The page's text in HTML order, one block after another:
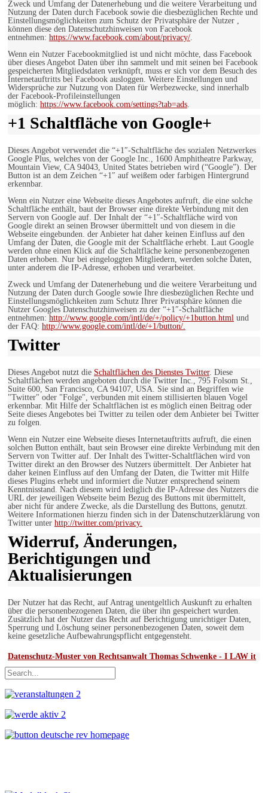
Zweck und Umfang der Datenerhebung und die weitere Verarbeitung und
Nutzung der Daten durch Facebook sowie die diesbezüglichen Rechte und
Einstellungsmöglichkeiten zum Schutz der Privatsphäre der Nutzer ,
können diese den Datenschutzhinweisen von Facebook
entnehmen: https://www.facebook.com/about/privacy/.
Wenn ein Nutzer Facebookmitglied ist und nicht möchte, dass Facebook
über dieses Angebot Daten über ihn sammelt und mit seinen bei Facebook
gespeicherten Mitgliedsdaten verknüpft, muss er sich vor dem Besuch des
Internetauftritts bei Facebook ausloggen. Weitere Einstellungen und
Widersprüche zur Nutzung von Daten für Werbezwecke, sind innerhalb
der Facebook-Profileinstellungen
möglich: https://www.facebook.com/settings?tab=ads.
+1 Schaltfläche von Google+
Dieses Angebot verwendet die “+1″-Schaltfläche des sozialen Netzwerkes
Google Plus, welches von der Google Inc., 1600 Amphitheatre Parkway,
Mountain View, CA 94043, United States betrieben wird (“Google”). Der
Button ist an dem Zeichen “+1″ auf weißem oder farbigen Hintergrund
erkennbar.
Wenn ein Nutzer eine Webseite dieses Angebotes aufruft, die eine solche
Schaltfläche enthält, baut der Browser eine direkte Verbindung mit den
Servern von Google auf. Der Inhalt der “+1″-Schaltfläche wird von
Google direkt an seinen Browser übermittelt und von diesem in die
Webseite eingebunden. der Anbieter hat daher keinen Einfluss auf den
Umfang der Daten, die Google mit der Schaltfläche erhebt. Laut Google
werden ohne einen Klick auf die Schaltfläche keine personenbezogenen
Daten erhoben. Nur bei eingeloggten Mitgliedern, werden solche Daten,
unter anderem die IP-Adresse, erhoben und verarbeitet.
Zweck und Umfang der Datenerhebung und die weitere Verarbeitung und
Nutzung der Daten durch Google sowie Ihre diesbezüglichen Rechte und
Einstellungsmöglichkeiten zum Schutz Ihrer Privatsphäre können die
Nutzer Googles Datenschutzhinweisen zu der “+1″-Schaltfläche
entnehmen: http://www.google.com/intl/de/+/policy/+1button.html und
der FAQ: http://www.google.com/intl/de/+1/button/.
Twitter
Dieses Angebot nutzt die Schaltflächen des Dienstes Twitter. Diese
Schaltflächen werden angeboten durch die Twitter Inc., 795 Folsom St.,
Suite 600, San Francisco, CA 94107, USA. Sie sind an Begriffen wie
"Twitter" oder "Folge", verbunden mit einem stillisierten blauen Vogel
erkennbar. Mit Hilfe der Schaltflächen ist es möglich einen Beitrag oder
Seite dieses Angebotes bei Twitter zu teilen oder dem Anbieter bei Twitter
zu folgen.
Wenn ein Nutzer eine Webseite dieses Internetauftritts aufruft, die einen
solchen Button enthält, baut sein Browser eine direkte Verbindung mit den
Servern von Twitter auf. Der Inhalt des Twitter-Schaltflächen wird von
Twitter direkt an den Browser des Nutzers übermittelt. Der Anbieter hat
daher keinen Einfluss auf den Umfang der Daten, die Twitter mit Hilfe
dieses Plugins erhebt und informiert die Nutzer entsprechend seinem
Kenntnisstand. Nach diesem wird lediglich die IP-Adresse des Nutzers die
URL der jeweiligen Webseite beim Bezug des Buttons mit übermittelt,
aber nicht für andere Zwecke, als die Darstellung des Buttons, genutzt.
Weitere Informationen hierzu finden sich in der Datenschutzerklärung von
Twitter unter http://twitter.com/privacy.
Widerruf, Änderungen,
Berichtigungen und
Aktualisierungen
Der Nutzer hat das Recht, auf Antrag unentgeltlich Auskunft zu erhalten
über die personenbezogenen Daten, die über ihn gespeichert wurden.
Zusätzlich hat der Nutzer das Recht auf Berichtigung unrichtiger Daten,
Sperrung und Löschung seiner personenbezogenen Daten, soweit dem
keine gesetzliche Aufbewahrungspflicht entgegensteht.
Datenschutz-Muster von Rechtsanwalt Thomas Schwenke - I LAW it